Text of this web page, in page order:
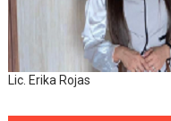
Lic. Erika Rojas